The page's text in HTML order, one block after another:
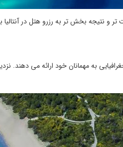
و نتیجه بخش تر به رزرو هتل در آنتالیا
های جغرافیایی به مهمانان خود ارائه می